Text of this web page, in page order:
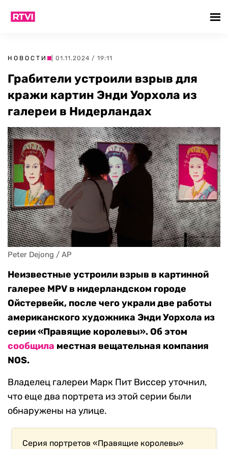
НОВОСТИ | 01.11.2024 / 19:11
Грабители устроили взрыв для
кражи картин Энди Уорхола из
галереи в Нидерландах
Peter Dejong / AP
Неизвестные устроили взрыв в картинной
галерее MPV в нидерландском городе
Ойстервейк, после чего украли две работы
американского художника Энди Уорхола из
серии «Правящие королевы». Об этом
сообщила местная вещательная компания
NOS.
Владелец галереи Марк Пит Виссер уточнил,
что еще два портрета из этой серии были
обнаружены на улице.
Серия портретов «Правящие королевы»